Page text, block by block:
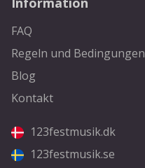
FAQ
Regeln und Bedingungen
Blog
Kontakt
123festmusik.dk
123festmusik.se